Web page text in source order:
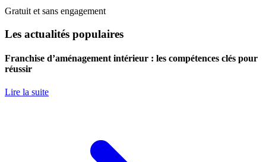
Gratuit et sans engagement
Les actualités populaires
Franchise d’aménagement intérieur : les compétences clés pour
réussir
Lire la suite